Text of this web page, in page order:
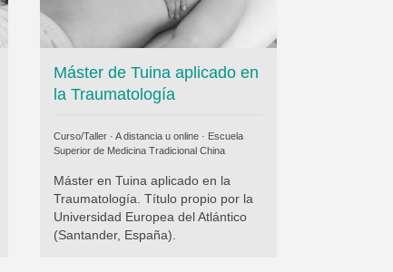
Máster de Tuina aplicado en
la Traumatología
Curso/Taller · A distancia u online · Escuela
Superior de Medicina Tradicional China
Máster en Tuina aplicado en la
Traumatología. Título propio por la
Universidad Europea del Atlántico
(Santander, España).